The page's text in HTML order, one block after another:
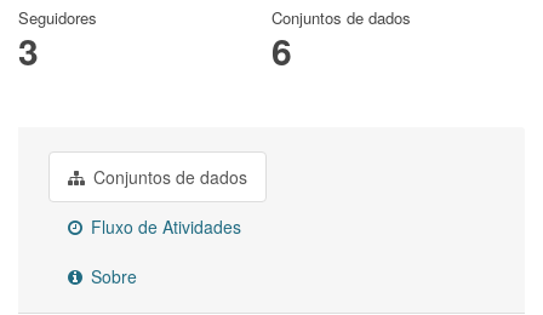
Seguidores
3
Conjuntos de dados
6
Conjuntos de dados
Fluxo de Atividades
Sobre